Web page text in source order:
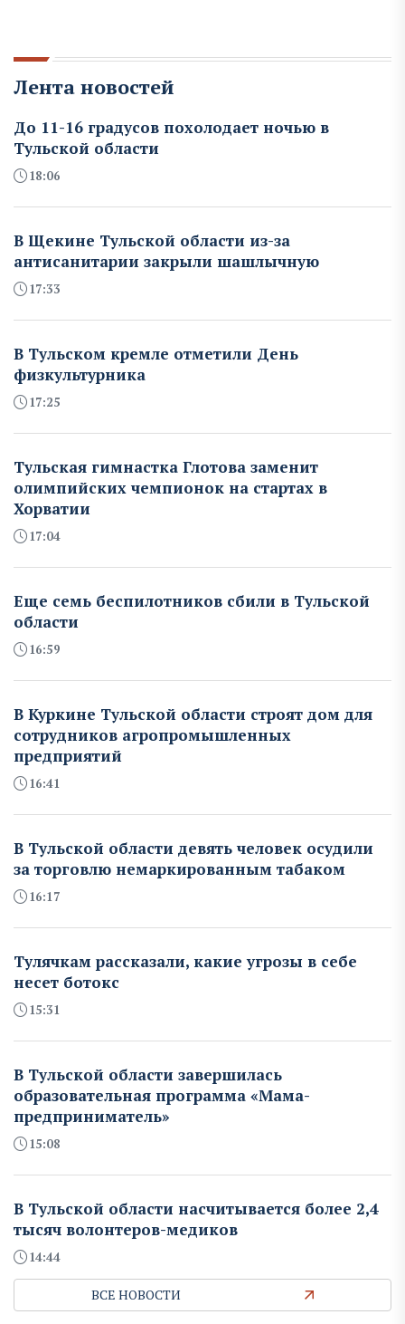
Лента новостей
До 11-16 градусов похолодает ночью в
Тульской области
18:06
В Щекине Тульской области из-за
антисанитарии закрыли шашлычную
17:33
В Тульском кремле отметили День
физкультурника
17:25
Тульская гимнастка Глотова заменит
олимпийских чемпионок на стартах в
Хорватии
17:04
Еще семь беспилотников сбили в Тульской
области
16:59
В Куркине Тульской области строят дом для
сотрудников агропромышленных
предприятий
16:41
В Тульской области девять человек осудили
за торговлю немаркированным табаком
16:17
Тулячкам рассказали, какие угрозы в себе
несет ботокс
15:31
В Тульской области завершилась
образовательная программа «Мама-
предприниматель»
15:08
В Тульской области насчитывается более 2,4
тысяч волонтеров-медиков
14:44
ВСЕ НОВОСТИ